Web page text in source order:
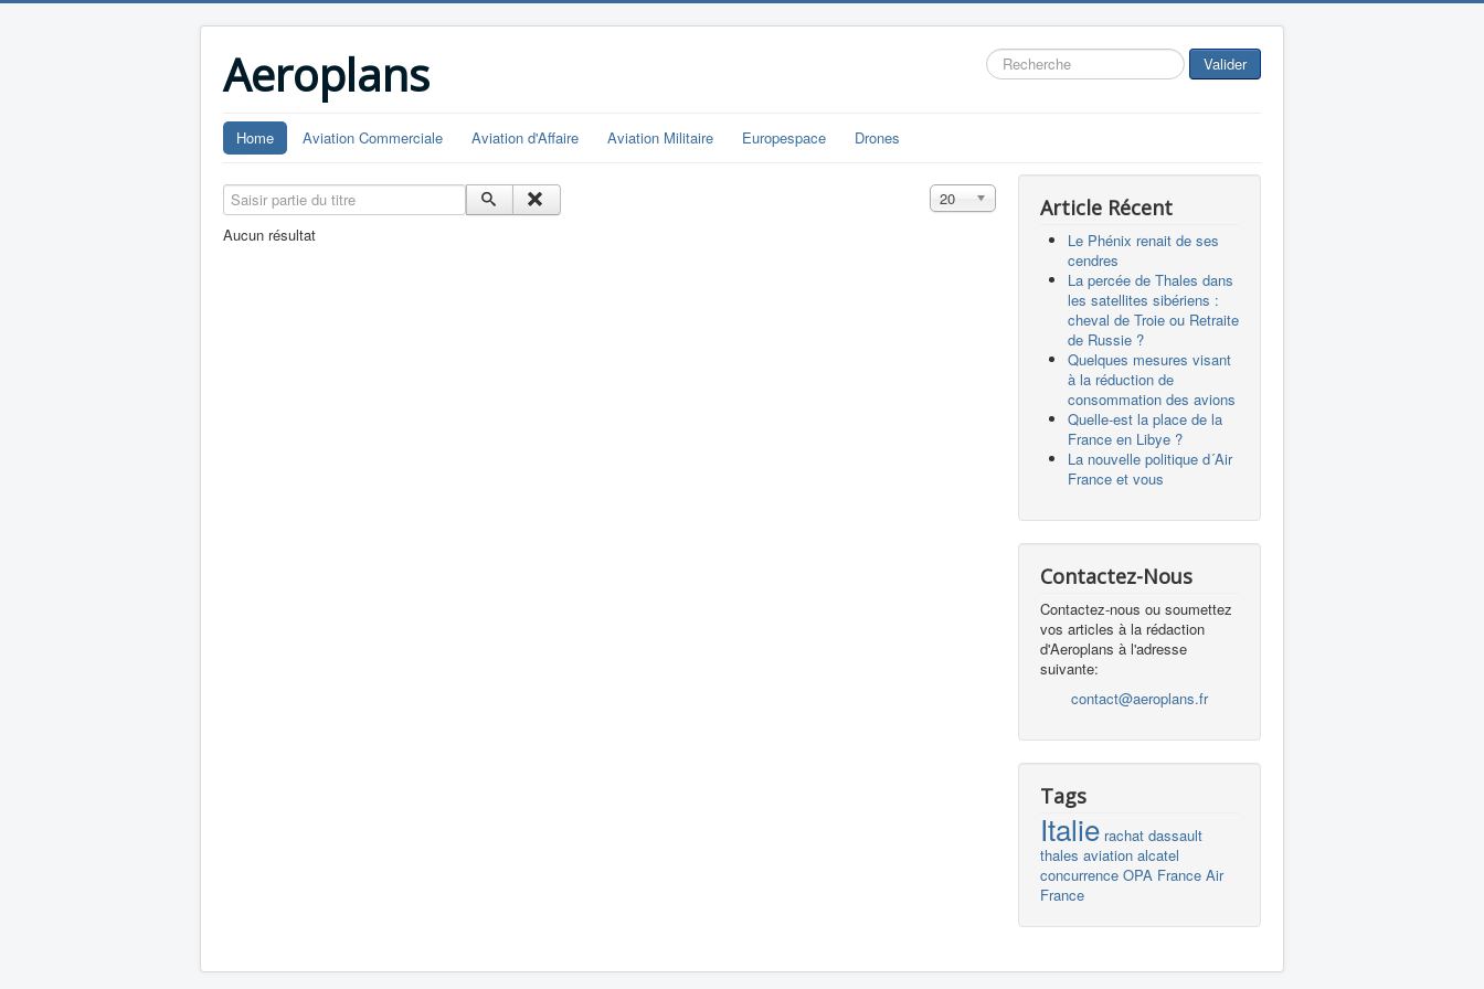
Aeroplans Rechercher Valider
Home Aviation Commerciale Aviation d'Affaire Aviation Militaire Europespace Drones
Saisir partie du titre Affichage #
20
Aucun résultat
Article Récent
Le Phénix renait de ses
cendres
La percée de Thales dans
les satellites sibériens :
cheval de Troie ou Retraite
de Russie ?
Quelques mesures visant
à la réduction de
consommation des avions
Quelle-est la place de la
France en Libye ?
La nouvelle politique d´Air
France et vous
Contactez-Nous
Contactez-nous ou soumettez
vos articles à la rédaction
d'Aeroplans à l'adresse
suivante:
contact@aeroplans.fr
Tags
Italie rachat dassault
thales aviation alcatel
concurrence OPA France Air
France